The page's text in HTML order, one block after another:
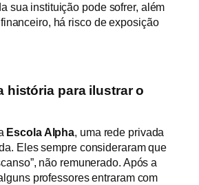
sua instituição pode sofrer, além
há risco de exposição
história para ilustrar o
Escola Alpha , uma rede privada
Eles sempre consideraram que
não remunerado. Após a
professores entraram com